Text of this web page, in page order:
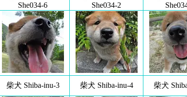
She034-6
She034-2
柴犬 Shiba-inu-3 柴犬 Shiba-inu-4 柴犬